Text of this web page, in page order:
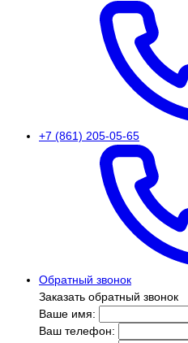
+7 (861) 205-05-65
Обратный звонок
Заказать обратный звонок
Ваше имя:
Ваш телефон: